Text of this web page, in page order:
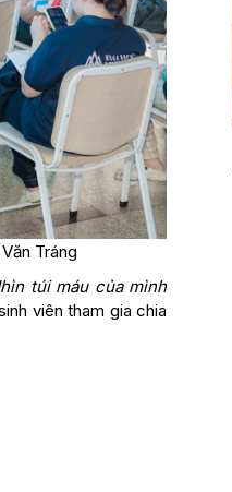
Tráng
túi máu của mình
viên tham gia chia